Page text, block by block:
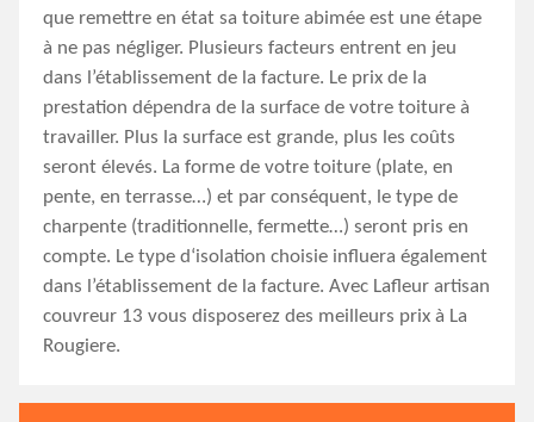
que remettre en état sa toiture abimée est une étape
à ne pas négliger. Plusieurs facteurs entrent en jeu
dans l’établissement de la facture. Le prix de la
prestation dépendra de la surface de votre toiture à
travailler. Plus la surface est grande, plus les coûts
seront élevés. La forme de votre toiture (plate, en
pente, en terrasse…) et par conséquent, le type de
charpente (traditionnelle, fermette…) seront pris en
compte. Le type d‘isolation choisie influera également
dans l’établissement de la facture. Avec Lafleur artisan
couvreur 13 vous disposerez des meilleurs prix à La
Rougiere.